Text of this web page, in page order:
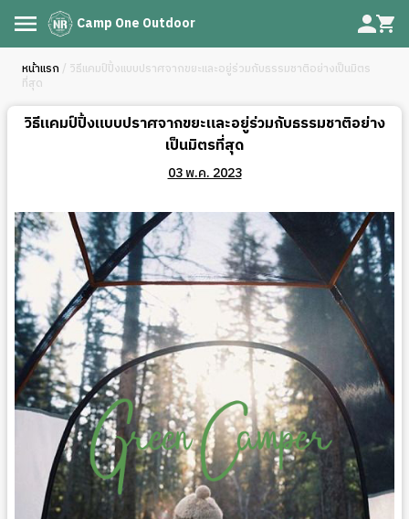
Camp One Outdoor
หน้าแรก / วิธีแคมป์ปิ้งแบบปราศจากขยะและอยู่ร่วมกับธรรมชาติอย่างเป็นมิตร
ที่สุด
วิธีแคมป์ปิ้งแบบปราศจากขยะและอยู่ร่วมกับธรรมชาติอย่าง
เป็นมิตรที่สุด
03 พ.ค. 2023